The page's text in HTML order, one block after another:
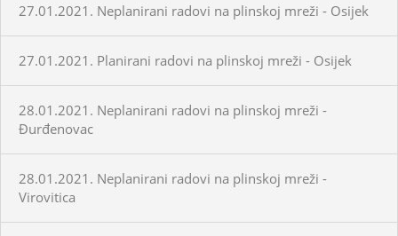
27.01.2021. Neplanirani radovi na plinskoj mreži - Osijek
27.01.2021. Planirani radovi na plinskoj mreži - Osijek
28.01.2021. Neplanirani radovi na plinskoj mreži -
Đurđenovac
28.01.2021. Neplanirani radovi na plinskoj mreži -
Virovitica